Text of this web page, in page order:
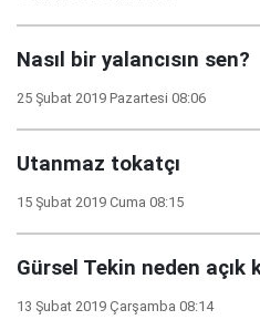
Nasıl bir yalancısın sen?
25 Şubat 2019 Pazartesi 08:06
Utanmaz tokatçı
15 Şubat 2019 Cuma 08:15
Gürsel Tekin neden açık
13 Şubat 2019 Çarşamba 08:14